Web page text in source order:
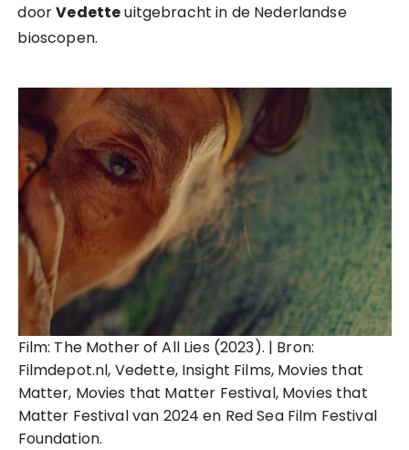
doorVedetteuitgebracht in de Nederlandse
bioscopen.
Film: The Mother of All Lies (2023). | Bron:
Filmdepot.nl, Vedette, Insight Films, Movies that
Matter, Movies that Matter Festival, Movies that
Matter Festival van 2024 en Red Sea Film Festival
Foundation.